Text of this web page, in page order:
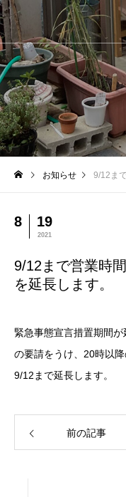
お知らせ 9/12まで
8 19
2021
9/12まで営業時
を延長します。
緊急事態宣言措置期間
の要請をうけ、20時以
9/12まで延長します。
前の記事